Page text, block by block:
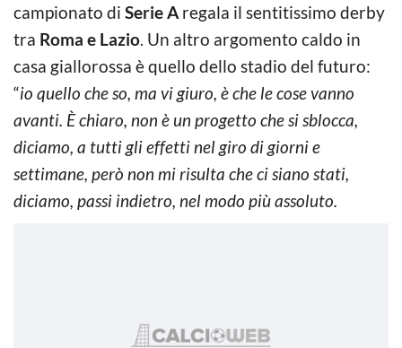
campionato di Serie A regala il sentitissimo derby
tra Roma e Lazio. Un altro argomento caldo in
casa giallorossa è quello dello stadio del futuro:
“io quello che so, ma vi giuro, è che le cose vanno
avanti. È chiaro, non è un progetto che si sblocca,
diciamo, a tutti gli effetti nel giro di giorni e
settimane, però non mi risulta che ci siano stati,
diciamo, passi indietro, nel modo più assoluto.